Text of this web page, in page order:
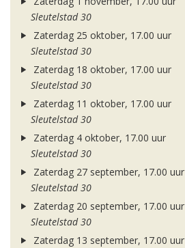
Sleutelstad 30
Zaterdag 25 oktober, 17.00 uur
Sleutelstad 30
Zaterdag 18 oktober, 17.00 uur
Sleutelstad 30
Zaterdag 11 oktober, 17.00 uur
Sleutelstad 30
Zaterdag 4 oktober, 17.00 uur
Sleutelstad 30
Zaterdag 27 september, 17.00 uur
Sleutelstad 30
Zaterdag 20 september, 17.00 uur
Sleutelstad 30
Zaterdag 13 september, 17.00 uur